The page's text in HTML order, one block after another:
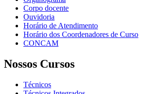
Corpo docente
Ouvidoria
Horário de Atendimento
Horário dos Coordenadores de Curso
CONCAM
Nossos Cursos
Técnicos